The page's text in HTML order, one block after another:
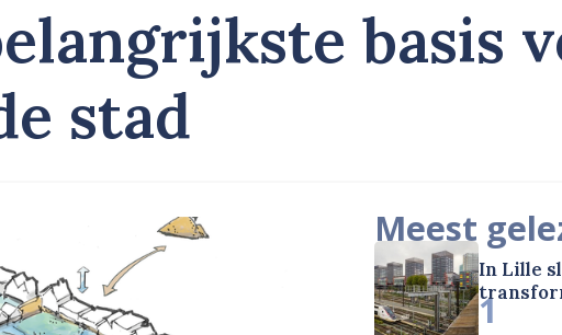
basis
stad
Meest
In Lille
1